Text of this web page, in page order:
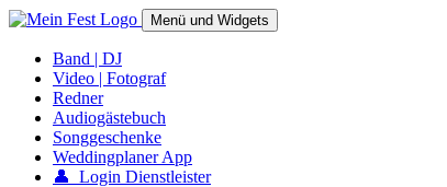
Springe
Inhalt
mein-fest.at – Band / Fotograf für Hochzeit oder Fest buchen!
Menü und Widgets
Band | DJ
Video | Fotograf
Redner
Audiogästebuch
Songgeschenke
Weddingplaner App
👤 Login Dienstleister